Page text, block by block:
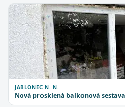
JABLONEC N. N.
Nová prosklená balkonová sestava